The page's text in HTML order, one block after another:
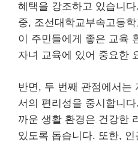
혜택을 강조하고 있습니
중, 조선대학교부속고등
이 주민들에게 좋은 교육
자녀 교육에 있어 중요한
반면, 두 번째 관점에서는
서의 편리성을 중시합니
까운 생활 환경은 건강한
있도록 돕습니다. 또한,